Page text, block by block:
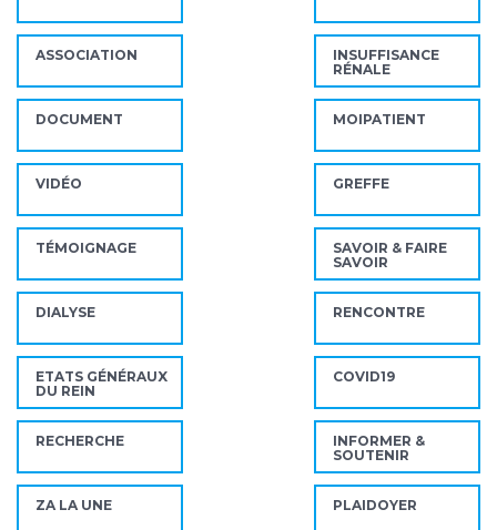
ASSOCIATION
INSUFFISANCE
RÉNALE
DOCUMENT MOIPATIENT
VIDÉO GREFFE
TÉMOIGNAGE
SAVOIR & FAIRE
SAVOIR
DIALYSE RENCONTRE
ETATS GÉNÉRAUX
DU REIN
COVID19
RECHERCHE
INFORMER &
SOUTENIR
ZA LA UNE PLAIDOYER